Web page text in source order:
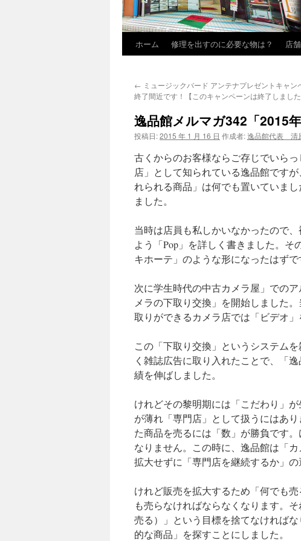
ホーム 修理を出すのに必要な物は？ 店
← ミュージックバード アンテナプレゼントキャン
終了間近です！【このキャンペーンは終了しました
逸品館メルマガ342「2015
投稿日:2015 年 1 月 16 日 作成者:逸品館代表 清
古くからのお客様ならご存じでいら
店」として知られている逸品館です
れられる商品」は何でも置いていま
ました。
当時は店員も私しかいなかったので
よう「Pop」を詳しく書きました。
キホーテ」のような形になったはずで
次に学生時代の中古カメラ屋」での
メラの下取り交換」を開始しました
取りができるカメラ店では「ビデオ」
この「下取り交換」というシステム
く雑誌広告に取り入れたことで、「
績を伸ばしました。
けれどその黎明期には「こだわり」
が薄れ「専門店」として扱うにはあ
た商品を売るには「数」が勝負です
なりません。この時に、逸品館は「
拡大せずに「専門店を継続するか」の
けれど販売を拡大するため「何でも
も売らなければならなくなります。
売る）」という目標を捨てなければ
的な商品」を探すことにしました。